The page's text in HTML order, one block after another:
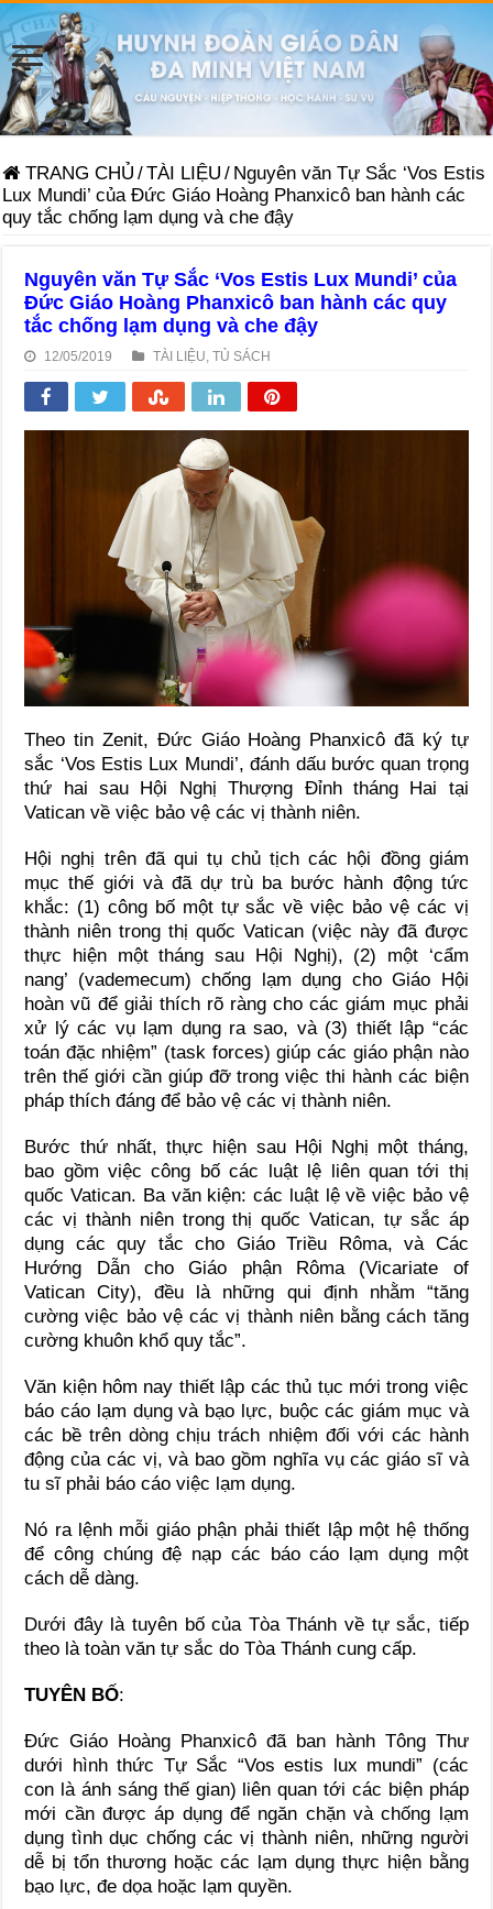
TRANG CHỦ /TÀI LIỆU / Nguyên văn Tự Sắc ‘Vos Estis
Lux Mundi’ của Đức Giáo Hoàng Phanxicô ban hành các
quy tắc chống lạm dụng và che đậy
Nguyên văn Tự Sắc ‘Vos Estis Lux Mundi’ của
Đức Giáo Hoàng Phanxicô ban hành các quy
tắc chống lạm dụng và che đậy
12/05/2019 TÀI LIỆU ,TỦ SÁCH
Theo tin Zenit, Đức Giáo Hoàng Phanxicô đã ký tự
sắc ‘Vos Estis Lux Mundi’, đánh dấu bước quan trọng
thứ hai sau Hội Nghị Thượng Đỉnh tháng Hai tại
Vatican về việc bảo vệ các vị thành niên.
Hội nghị trên đã qui tụ chủ tịch các hội đồng giám
mục thế giới và đã dự trù ba bước hành động tức
khắc: (1) công bố một tự sắc về việc bảo vệ các vị
thành niên trong thị quốc Vatican (việc này đã được
thực hiện một tháng sau Hội Nghị), (2) một ‘cẩm
nang’ (vademecum) chống lạm dụng cho Giáo Hội
hoàn vũ để giải thích rõ ràng cho các giám mục phải
xử lý các vụ lạm dụng ra sao, và (3) thiết lập “các
toán đặc nhiệm” (task forces) giúp các giáo phận nào
trên thế giới cần giúp đỡ trong việc thi hành các biện
pháp thích đáng để bảo vệ các vị thành niên.
Bước thứ nhất, thực hiện sau Hội Nghị một tháng,
bao gồm việc công bố các luật lệ liên quan tới thị
quốc Vatican. Ba văn kiện: các luật lệ về việc bảo vệ
các vị thành niên trong thị quốc Vatican, tự sắc áp
dụng các quy tắc cho Giáo Triều Rôma, và Các
Hướng Dẫn cho Giáo phận Rôma (Vicariate of
Vatican City), đều là những qui định nhằm “tăng
cường việc bảo vệ các vị thành niên bằng cách tăng
cường khuôn khổ quy tắc”.
Văn kiện hôm nay thiết lập các thủ tục mới trong việc
báo cáo lạm dụng và bạo lực, buộc các giám mục và
các bề trên dòng chịu trách nhiệm đối với các hành
động của các vị, và bao gồm nghĩa vụ các giáo sĩ và
tu sĩ phải báo cáo việc lạm dụng.
Nó ra lệnh mỗi giáo phận phải thiết lập một hệ thống
để công chúng đệ nạp các báo cáo lạm dụng một
cách dễ dàng.
Dưới đây là tuyên bố của Tòa Thánh về tự sắc, tiếp
theo là toàn văn tự sắc do Tòa Thánh cung cấp.
TUYÊN BỐ:
Đức Giáo Hoàng Phanxicô đã ban hành Tông Thư
dưới hình thức Tự Sắc “Vos estis lux mundi” (các
con là ánh sáng thế gian) liên quan tới các biện pháp
mới cần được áp dụng để ngăn chặn và chống lạm
dụng tình dục chống các vị thành niên, những người
dễ bị tổn thương hoặc các lạm dụng thực hiện bằng
bạo lực, đe dọa hoặc lạm quyền.